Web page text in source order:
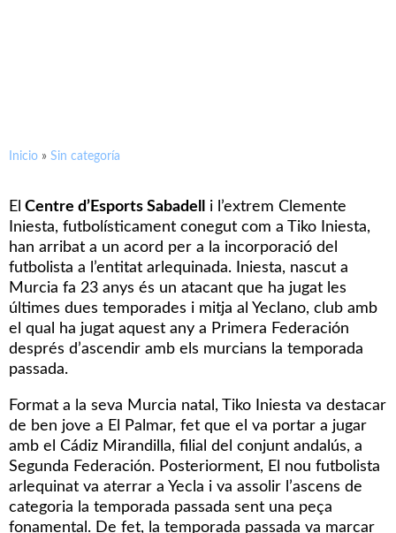
Inicio » Sin categoría
El Centre d’Esports Sabadell
i l’extrem Clemente
Iniesta, futbolísticament conegut com a Tiko Iniesta,
han arribat a un acord per a la incorporació del
futbolista a l’entitat arlequinada. Iniesta, nascut a
Murcia fa 23 anys és un atacant que ha jugat les
últimes dues temporades i mitja al Yeclano, club amb
el qual ha jugat aquest any a Primera Federación
després d’ascendir amb els murcians la temporada
passada.
Format a la seva Murcia natal, Tiko Iniesta va destacar
de ben jove a El Palmar, fet que el va portar a jugar
amb el Cádiz Mirandilla, filial del conjunt andalús, a
Segunda Federación. Posteriorment, El nou futbolista
arlequinat va aterrar a Yecla i va assolir l’ascens de
categoria la temporada passada sent una peça
fonamental. De fet, la temporada passada va marcar